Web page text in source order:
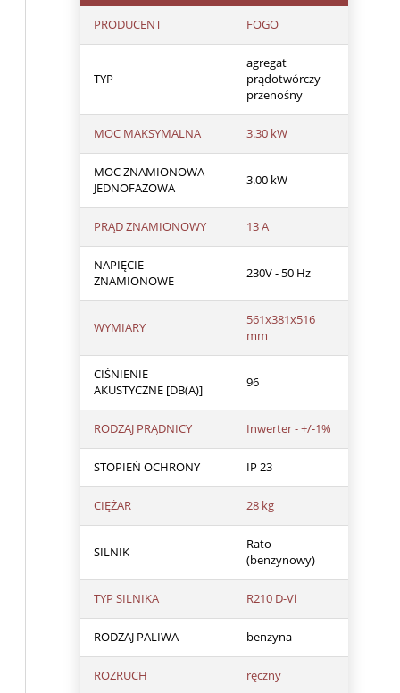
PRODUCENT FOGO
TYP
agregat
prądotwórczy
przenośny
MOC MAKSYMALNA 3.30 kW
MOC ZNAMIONOWA
JEDNOFAZOWA
3.00 kW
PRĄD ZNAMIONOWY 13 A
NAPIĘCIE
ZNAMIONOWE
230V - 50 Hz
WYMIARY
561x381x516
mm
CIŚNIENIE
AKUSTYCZNE [DB(A)]
96
RODZAJ PRĄDNICY Inwerter - +/-1%
STOPIEŃ OCHRONY IP 23
CIĘŻAR 28 kg
SILNIK
Rato
(benzynowy)
TYP SILNIKA R210 D-Vi
RODZAJ PALIWA benzyna
ROZRUCH ręczny